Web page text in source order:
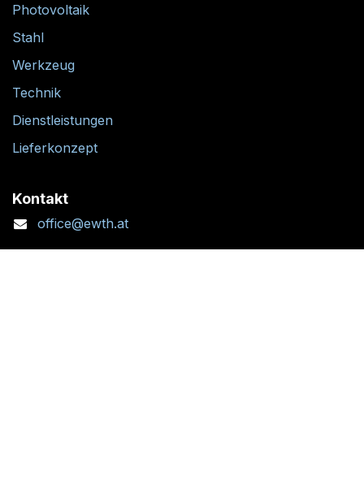
Photovoltaik
Stahl
Werkzeug
Technik
Dienstleistungen
Lieferkonzept
Kontakt
office@ewth.at